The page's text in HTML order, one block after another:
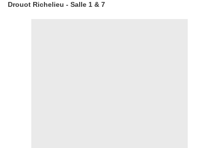
Drouot Richelieu - Salle 1 & 7